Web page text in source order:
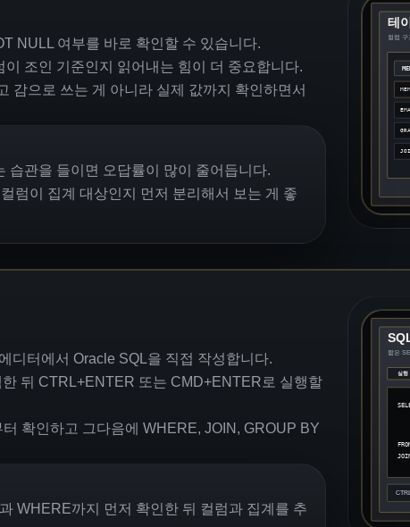
NULL 여부를 바로 확인할 수 있습니다.
조인 기준인지 읽어내는 힘이 더 중요합니다.
감으로 쓰는 게 아니라 실제 값까지 확인하면서
습관을 들이면 오답률이 많이 줄어듭니다.
럼이 집계 대상인지 먼저 분리해서 보는 게 좋
디터에서 Oracle SQL을 직접 작성합니다.
뒤 CTRL+ENTER 또는 CMD+ENTER로 실행할
확인하고 그다음에 WHERE, JOIN, GROUP BY
WHERE까지 먼저 확인한 뒤 컬럼과 집계를 추